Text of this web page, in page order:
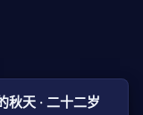
秋天 · 二十二岁